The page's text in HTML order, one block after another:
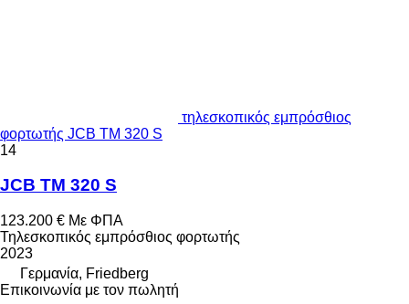
τηλεσκοπικός εμπρόσθιος
φορτωτής JCB TM 320 S
14
JCB TM 320 S
123.200 € Με ΦΠΑ
Τηλεσκοπικός εμπρόσθιος φορτωτής
2023
Γερμανία, Friedberg
Επικοινωνία με τον πωλητή